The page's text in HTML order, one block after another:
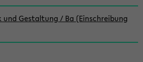
Gestaltung / Ba (Einschreibung